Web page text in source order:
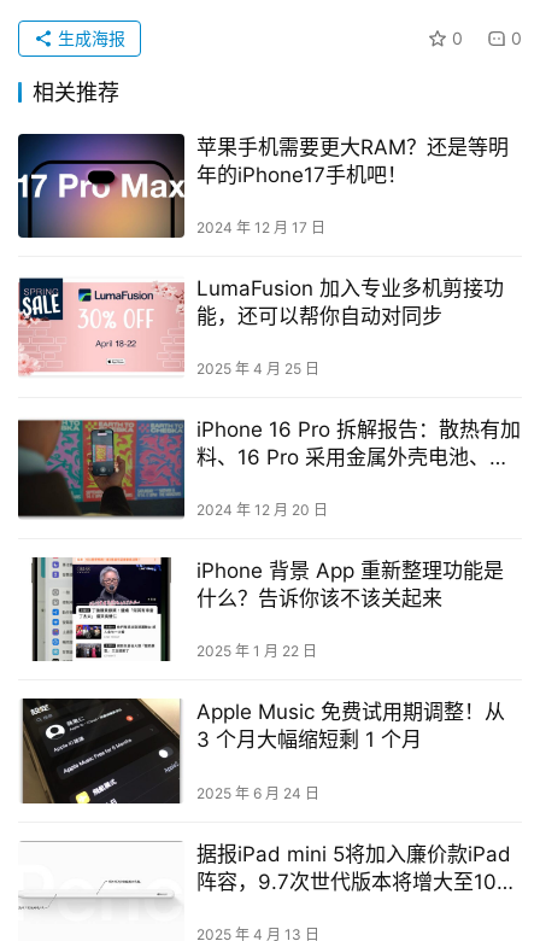
0 0
生成海报
相关推荐
苹果手机需要更大RAM？还是等明
年的iPhone17手机吧！
2024 年 12 月 17 日
LumaFusion 加入专业多机剪接功
能，还可以帮你自动对同步
2025 年 4 月 25 日
iPhone 16 Pro 拆解报告：散热有加
料、16 Pro 采用金属外壳电池、相
2024 年 12 月 20 日
iPhone 背景 App 重新整理功能是
什么？告诉你该不该关起来
2025 年 1 月 22 日
Apple Music 免费试用期调整！从
3 个月大幅缩短剩 1 个月
2025 年 6 月 24 日
据报iPad mini 5将加入廉价款iPad
阵容，9.7次世代版本将增大至10寸
2025 年 4 月 13 日